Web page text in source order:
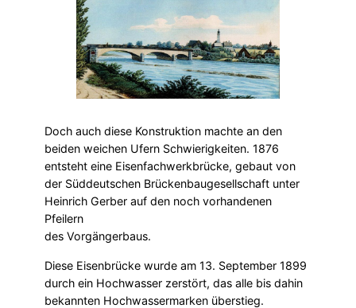
Doch auch diese Konstruktion machte an den
beiden weichen Ufern Schwierigkeiten. 1876
entsteht eine Eisenfachwerkbrücke, gebaut von
der Süddeutschen Brückenbaugesellschaft unter
Heinrich Gerber auf den noch vorhandenen
Pfeilern
des Vorgängerbaus.
Diese Eisenbrücke wurde am 13. September 1899
durch ein Hochwasser zerstört, das alle bis dahin
bekannten Hochwassermarken überstieg.